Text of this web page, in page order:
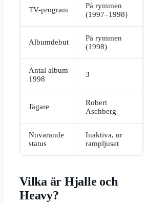
TV-program
På rymmen
(1997–1998)
Albumdebut
På rymmen
(1998)
Antal album
1998
3
Jägare
Robert
Aschberg
Nuvarande
status
Inaktiva, ur
rampljuset
Vilka är Hjalle och
Heavy?